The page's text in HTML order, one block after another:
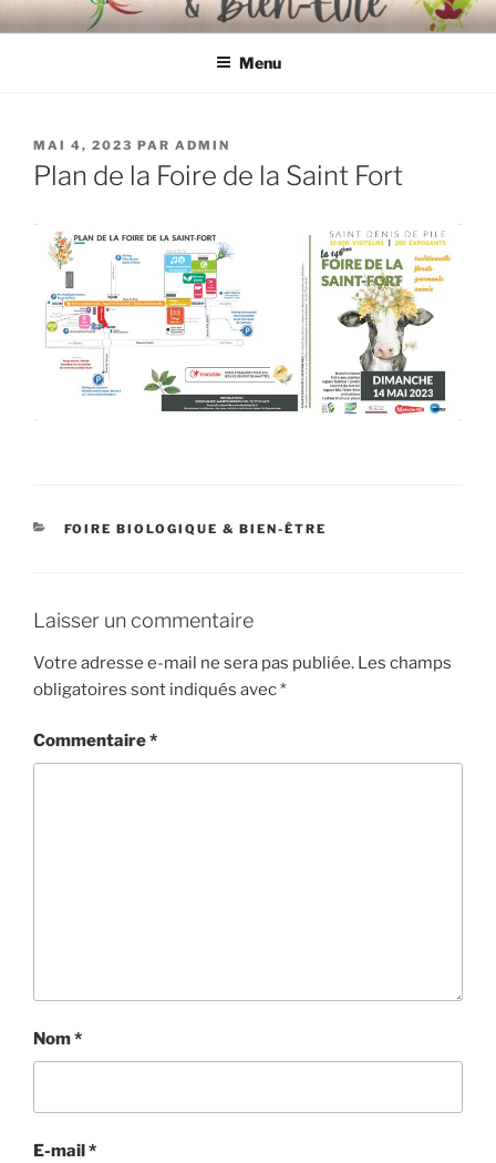
Aller
au
FOIRE BIOLOGIQUE & BIEN-
organisée par l'Association "Mieux Vivre à Libourne"
Menu
PUBLIÉ
LE
MAI 4, 2023 PAR ADMIN
Plan de la Foire de la Saint Fort
CATÉGORIES
FOIRE BIOLOGIQUE & BIEN-ÊTRE
Laisser un commentaire
Votre adresse e-mail ne sera pas publiée. Les champs
obligatoires sont indiqués avec*
Commentaire*
Nom*
E-mail*